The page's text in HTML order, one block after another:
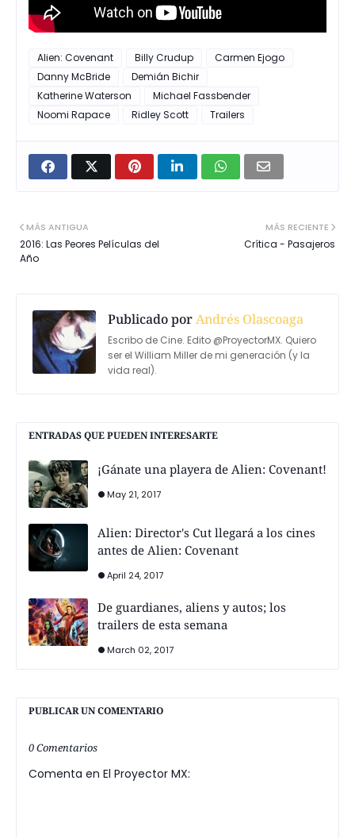
Alien: Covenant Billy Crudup
Carmen Ejogo
Danny McBride
Demián Bichir
Katherine Waterson
Michael Fassbender
Noomi Rapace
Ridley Scott Trailers
MÁS RECIENTE
Crítica - Pasajeros
MÁS ANTIGUA
2016: Las Peores Películas del
Año
Publicado porAndrés Olascoaga
Escribo de Cine. Edito @ProyectorMX. Quiero
ser el William Miller de mi generación (y la
vida real).
ENTRADAS QUE PUEDEN INTERESARTE
¡Gánate una playera de Alien: Covenant!
May 21, 2017
Alien: Director's Cut llegará a los cines
antes de Alien: Covenant
April 24, 2017
De guardianes, aliens y autos; los
trailers de esta semana
March 02, 2017
PUBLICAR UN COMENTARIO
0 Comentarios
Comenta en El Proyector MX: